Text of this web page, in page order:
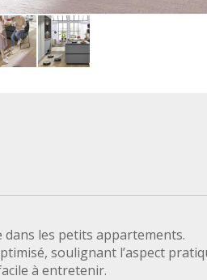
dans les petits appartements.
soulignant l’aspect
à entretenir.